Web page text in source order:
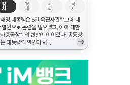
정
치
경
제
사
회
국
제
명 대통령은 5일 육군사관학교에 대
발언으로 논란을 일으켰고, 이에 대한
총동창회의 반발이 이어졌다. 총동창
대통령의 발언이 사...
→